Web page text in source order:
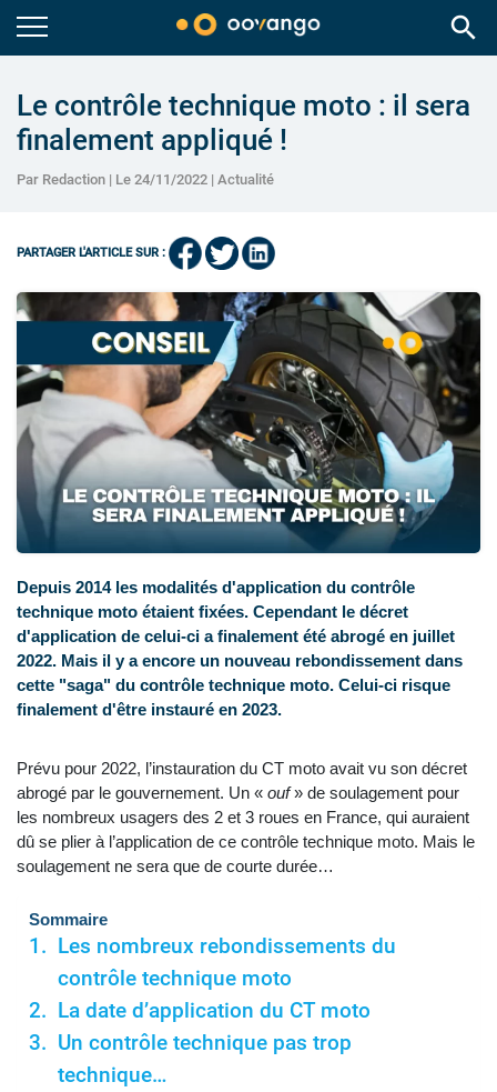
search
Le contrôle technique moto : il sera
finalement appliqué !
Par Redaction | Le 24/11/2022 | Actualité
PARTAGER L'ARTICLE SUR :
Depuis 2014 les modalités d'application du contrôle
technique moto étaient fixées. Cependant le décret
d'application de celui-ci a finalement été abrogé en juillet
2022. Mais il y a encore un nouveau rebondissement dans
cette "saga" du contrôle technique moto. Celui-ci risque
finalement d'être instauré en 2023.
Prévu pour 2022, l’instauration du CT moto avait vu son décret
abrogé par le gouvernement. Un « ouf» de soulagement pour
les nombreux usagers des 2 et 3 roues en France, qui auraient
dû se plier à l’application de ce contrôle technique moto. Mais le
soulagement ne sera que de courte durée…
Sommaire
Les nombreux rebondissements du
contrôle technique moto
La date d’application du CT moto
Un contrôle technique pas trop
technique…